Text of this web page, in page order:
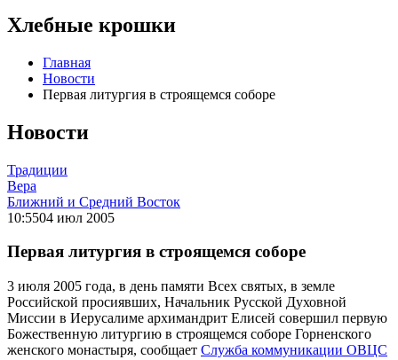
Хлебные крошки
Главная
Новости
Первая литургия в строящемся соборе
Новости
Традиции
Вера
Ближний и Средний Восток
10:5504 июл 2005
Первая литургия в строящемся соборе
3 июля 2005 года, в день памяти Всех святых, в земле
Российской просиявших, Начальник Русской Духовной
Миссии в Иерусалиме архимандрит Елисей совершил первую
Божественную литургию в строящемся соборе Горненского
женского монастыря, сообщает Служба коммуникации ОВЦС